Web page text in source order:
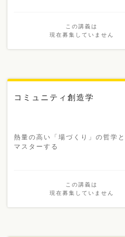
この講義は
現在募集していません
コミュニティ創造学
熱量の高い「場づくり」の哲学
マスターする
この講義は
現在募集していません